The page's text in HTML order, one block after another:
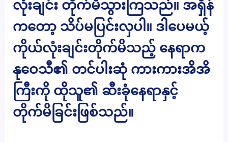
လုံးချင်း တိုက်မိသွားကြသည်။ အရှိန်
ကတော့ သိပ်မပြင်းလှပါ။ ဒါပေမယ့်
ကိုယ်လုံးချင်းတိုက်မိသည့် နေရာက
နုဝေသီ၏ တင်ပါးဆုံ ကားကားအိအိ
ကြီးကို ထိုသူ၏ ဆီးခုံနေရာနှင့်
တိုက်မိခြင်းဖြစ်သည်။